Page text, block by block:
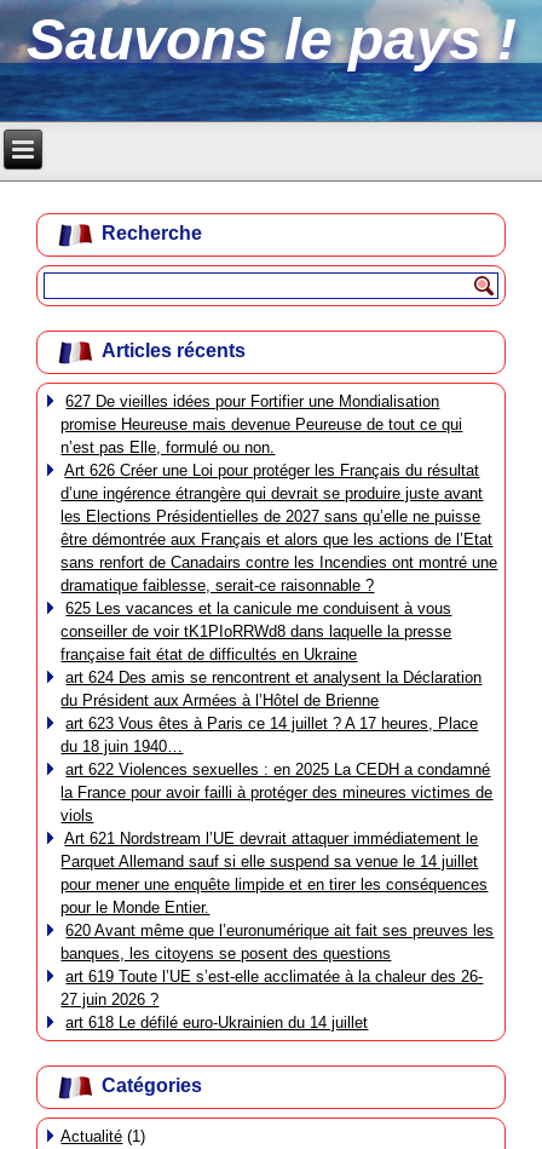
Sauvons le pays !
Recherche
Articles récents
627 De vieilles idées pour Fortifier une Mondialisation
promise Heureuse mais devenue Peureuse de tout ce qui
n’est pas Elle, formulé ou non.
Art 626 Créer une Loi pour protéger les Français du résultat
d’une ingérence étrangère qui devrait se produire juste avant
les Elections Présidentielles de 2027 sans qu’elle ne puisse
être démontrée aux Français et alors que les actions de l’Etat
sans renfort de Canadairs contre les Incendies ont montré une
dramatique faiblesse, serait-ce raisonnable ?
625 Les vacances et la canicule me conduisent à vous
conseiller de voir tK1PIoRRWd8 dans laquelle la presse
française fait état de difficultés en Ukraine
art 624 Des amis se rencontrent et analysent la Déclaration
du Président aux Armées à l’Hôtel de Brienne
art 623 Vous êtes à Paris ce 14 juillet ? A 17 heures, Place
du 18 juin 1940…
art 622 Violences sexuelles : en 2025 La CEDH a condamné
la France pour avoir failli à protéger des mineures victimes de
viols
Art 621 Nordstream l’UE devrait attaquer immédiatement le
Parquet Allemand sauf si elle suspend sa venue le 14 juillet
pour mener une enquête limpide et en tirer les conséquences
pour le Monde Entier.
620 Avant même que l’euronumérique ait fait ses preuves les
banques, les citoyens se posent des questions
art 619 Toute l’UE s’est-elle acclimatée à la chaleur des 26-
27 juin 2026 ?
art 618 Le défilé euro-Ukrainien du 14 juillet
Catégories
Actualité (1)